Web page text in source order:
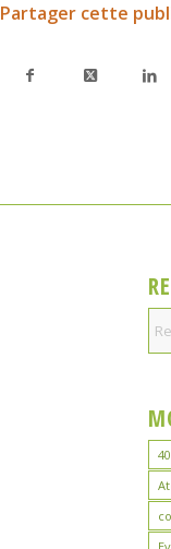
Partager cette